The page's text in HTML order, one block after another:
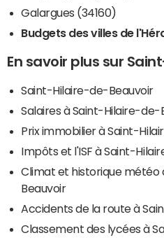
Galargues (34160)
Budgets des villes de
En savoir plus sur
Saint-Hilaire-de-Beauvoir
Salaires à Saint-Hilaire-de-
Prix immobilier à Saint-
Impôts et l'ISF à Saint-
Climat et historique météo
Beauvoir
Accidents de la route à
Classement des lycées à